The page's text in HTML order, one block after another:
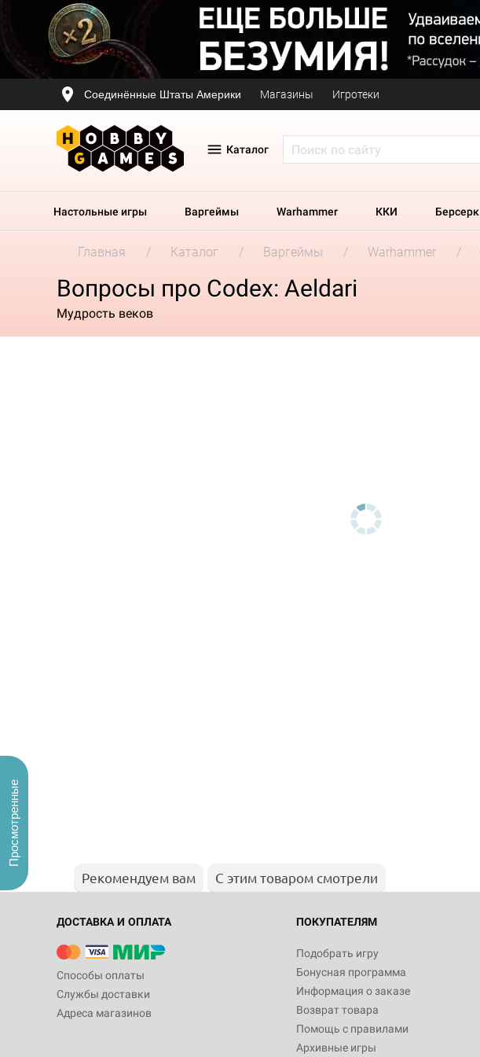
Соединённые Штаты Америки Магазины Игротеки
Каталог
Настольные игры Варгеймы Warhammer ККИ Берсерк
Главная Каталог Варгеймы Warhammer
Вопросы про Codex: Aeldari
Мудрость веков
Рекомендуем вам С этим товаром смотрели
ДОСТАВКА И ОПЛАТА
Способы оплаты
Службы доставки
Адреса магазинов
ПОКУПАТЕЛЯМ
Подобрать игру
Бонусная программа
Информация о заказе
Возврат товара
Помощь с правилами
Архивные игры
Просмотренные